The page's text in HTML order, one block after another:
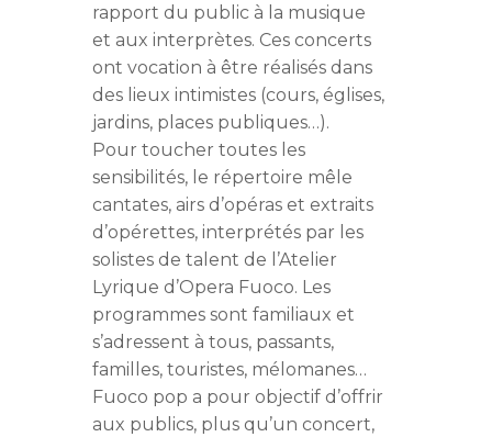
rapport du public à la musique
et aux interprètes. Ces concerts
ont vocation à être réalisés dans
des lieux intimistes (cours, églises,
jardins, places publiques…).
Pour toucher toutes les
sensibilités, le répertoire mêle
cantates, airs d’opéras et extraits
d’opérettes, interprétés par les
solistes de talent de l’Atelier
Lyrique d’Opera Fuoco. Les
programmes sont familiaux et
s’adressent à tous, passants,
familles, touristes, mélomanes…
Fuoco pop a pour objectif d’offrir
aux publics, plus qu’un concert,